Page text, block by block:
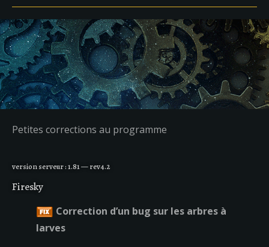
Petites corrections au programme
version serveur : 1.81 — rev4.2
Firesky
Correction d’un bug sur les arbres à
larves